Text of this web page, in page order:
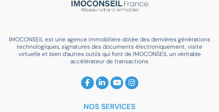
IMOCONSEIL est une agence immobilière dotée des dernières générations
technologiques, signatures des documents électroniquement, visite
virtuelle et bien d’autres outils qui font de IMOCONSEIL un véritable
accélérateur de transactions.
NOS SERVICES